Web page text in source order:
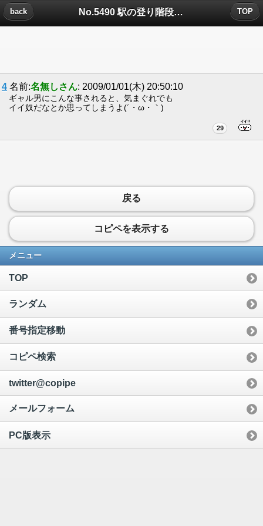
No.5490 駅の登り階段についたコメント
back TOP
4 名前:名無しさん: 2009/01/01(木) 20:50:10
ギャル男にこんな事されると、気まぐれでも
イイ奴だなとか思ってしまうよ(´・ω・｀)
29
戻る
コピペを表示する
メニュー
TOP
ランダム
番号指定移動
コピペ検索
twitter@copipe
メールフォーム
PC版表示